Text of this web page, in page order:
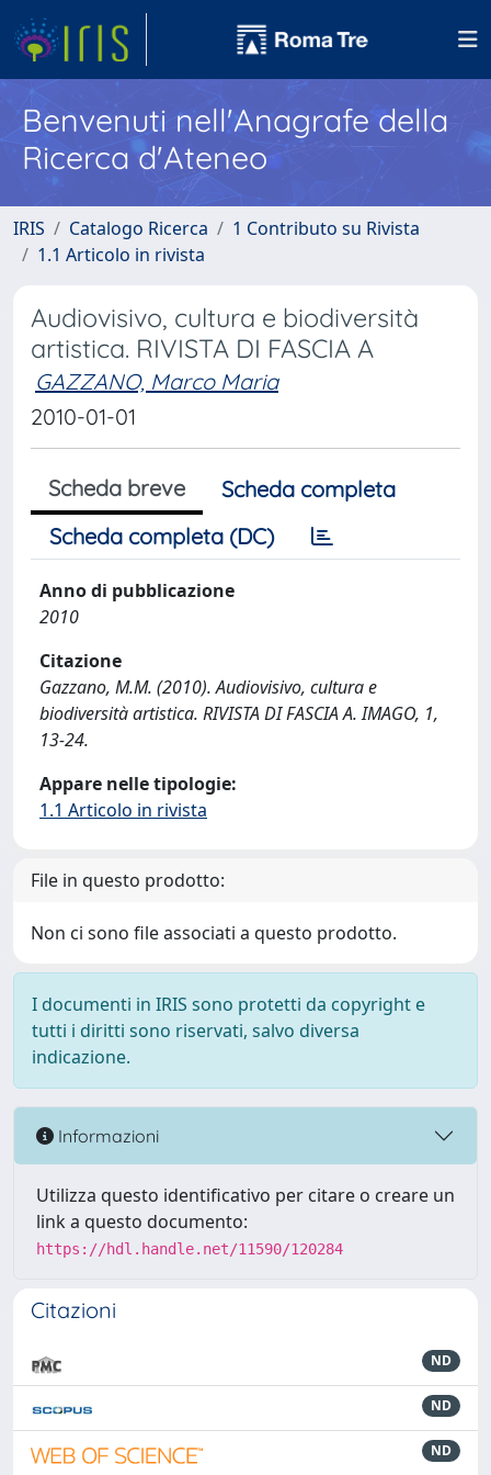
Benvenuti nell'Anagrafe della
Ricerca d'Ateneo
IRIS Catalogo Ricerca
1 Contributo su Rivista
1.1 Articolo in rivista
Audiovisivo, cultura e biodiversità
artistica. RIVISTA DI FASCIA A
GAZZANO, Marco Maria
2010-01-01
Scheda breve
Scheda completa
Scheda completa (DC)
Anno di pubblicazione
2010
Citazione
Gazzano, M.M. (2010). Audiovisivo, cultura e
biodiversità artistica. RIVISTA DI FASCIA A. IMAGO, 1,
13-24.
Appare nelle tipologie:
1.1 Articolo in rivista
File in questo prodotto:
Non ci sono file associati a questo prodotto.
I documenti in IRIS sono protetti da copyright e
tutti i diritti sono riservati, salvo diversa
indicazione.
Informazioni
Utilizza questo identificativo per citare o creare un
link a questo documento:
https://hdl.handle.net/11590/120284
Citazioni
ND
ND
ND